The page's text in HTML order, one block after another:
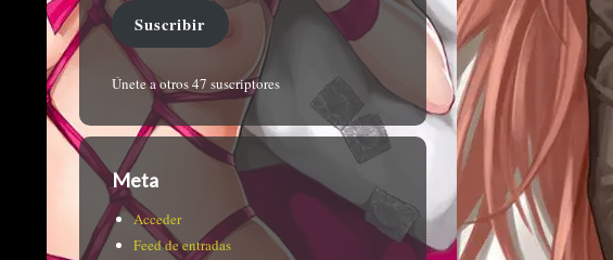
Suscribir
Únete a otros 47 suscriptores
Meta
Acceder
Feed de entradas